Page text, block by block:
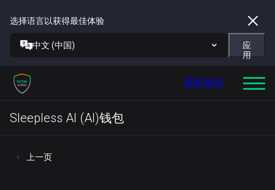
选择语言以获得最佳体验
中文 (中国)
应
用
获取钱包
Sleepless AI (AI)钱包
上一页